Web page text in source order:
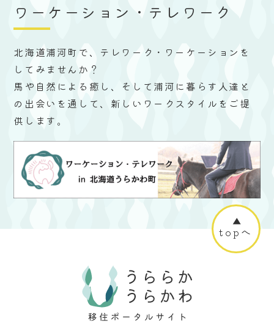
ワーケーション・ テレワーク
北海道浦河町で、テレワーク・ワーケーションを
してみませんか？
馬や自然による癒し、そして浦河に暮らす人達と
の出会いを通して、新しいワークスタイルをご提
供します。
topへ